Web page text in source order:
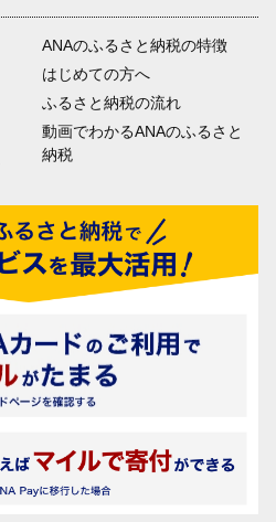
ANAのふるさと納税の特徴
はじめての方へ
ふるさと納税の流れ
動画でわかるANAのふるさと
納税